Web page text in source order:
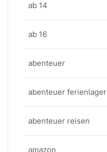
ab 14
ab 16
abenteuer
abenteuer ferienlager
abenteuer reisen
amazon